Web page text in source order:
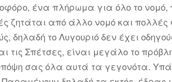
ένα πλήρωμα για όλο το
ζητάται από άλλο νομό και
δηλαδή το Λυγουριό δεν έχει
τις Σπέτσες, είναι μεγάλο το
σας όλα αυτά τα γεγονότα.